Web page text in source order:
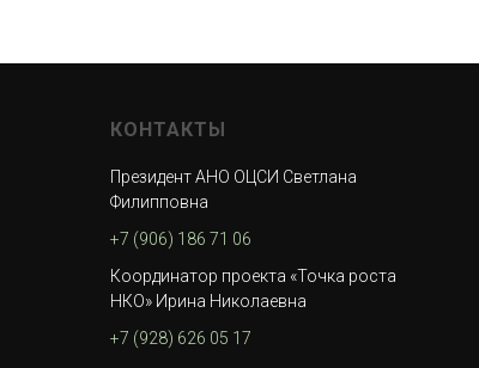
КОНТАКТЫ
Президент АНО ОЦСИ Светлана
Филипповна
+7 (906) 186 71 06
Координатор проекта «Точка роста
НКО» Ирина Николаевна
+7 (928) 626 05 17